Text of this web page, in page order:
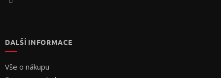
DALŠÍ INFORMACE
Vše o nákupu